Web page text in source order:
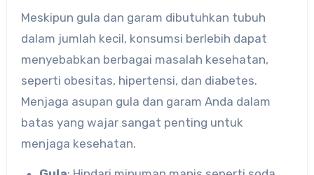
Meskipun gula dan garam dibutuhkan tubuh
dalam jumlah kecil, konsumsi berlebih dapat
menyebabkan berbagai masalah kesehatan,
seperti obesitas, hipertensi, dan diabetes.
Menjaga asupan gula dan garam Anda dalam
batas yang wajar sangat penting untuk
menjaga kesehatan.